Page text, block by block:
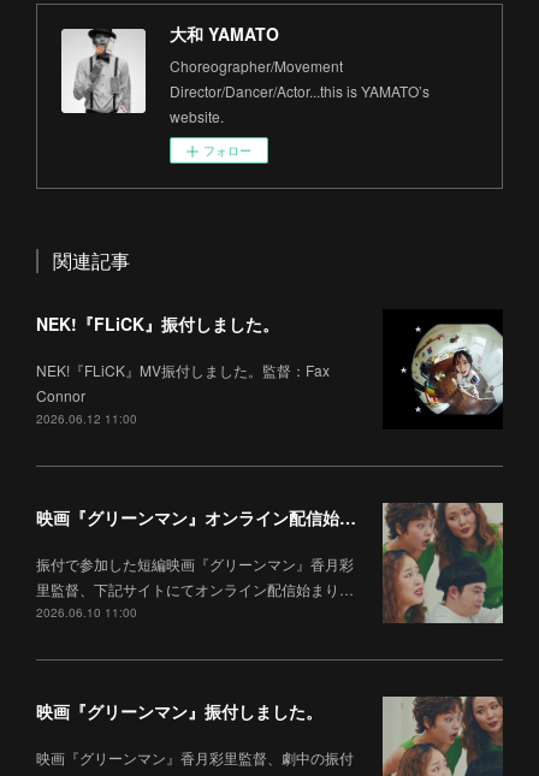
大和 YAMATO
Choreographer/Movement
Director/Dancer/Actor...this is YAMATO’s
website.
フォロー
関連記事
NEK!『FLiCK』振付しました。
NEK!『FLiCK』MV振付しました。監督：Fax
Connor
2026.06.12 11:00
映画『グリーンマン』オンライン配信始まりました。
振付で参加した短編映画『グリーンマン』香月彩
里監督、下記サイトにてオンライン配信始まり…
2026.06.10 11:00
映画『グリーンマン』振付しました。
映画『グリーンマン』香月彩里監督、劇中の振付